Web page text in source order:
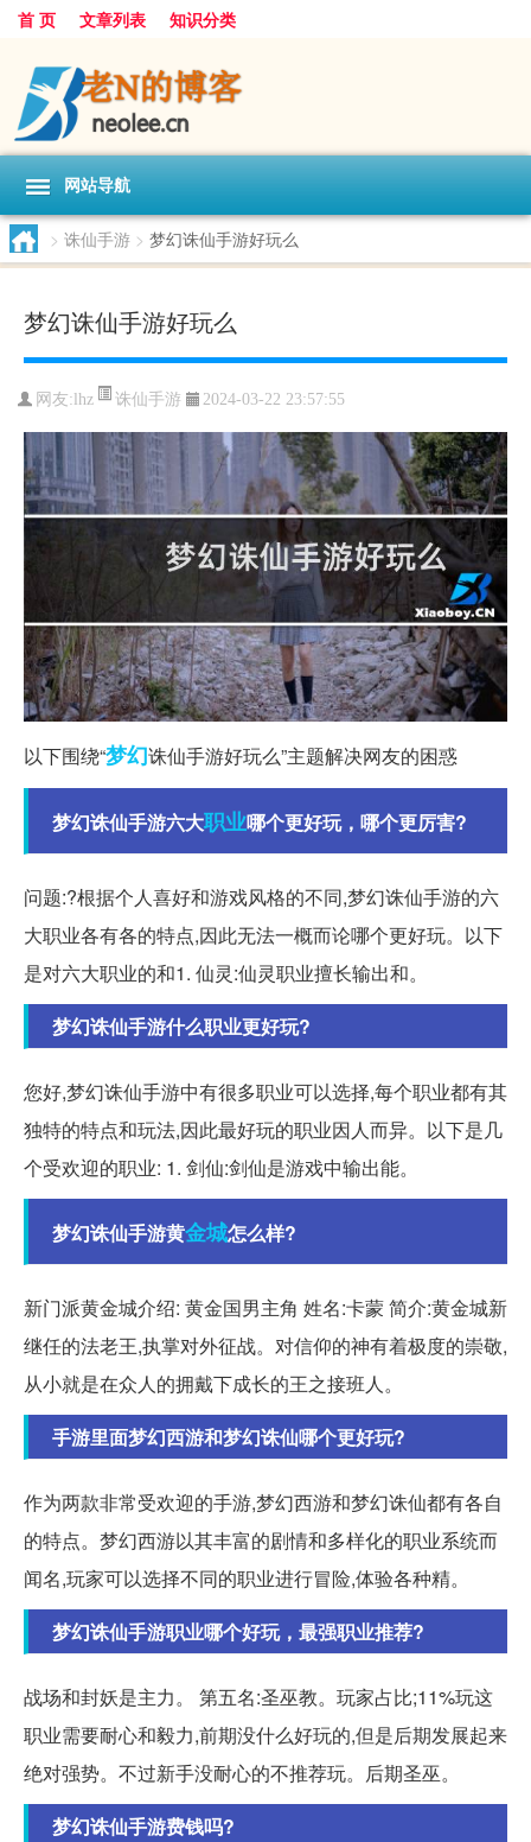
首 页 文章列表 知识分类
网站导航
> 诛仙手游 > 梦幻诛仙手游好玩么
梦幻诛仙手游好玩么
网友:lhz 诛仙手游 2024-03-22 23:57:55
以下围绕“梦幻诛仙手游好玩么”主题解决网友的困惑
梦幻诛仙手游六大职业哪个更好玩，哪个更厉害?
问题:?根据个人喜好和游戏风格的不同,梦幻诛仙手游的六
大职业各有各的特点,因此无法一概而论哪个更好玩。以下
是对六大职业的和1. 仙灵:仙灵职业擅长输出和。
梦幻诛仙手游什么职业更好玩?
您好,梦幻诛仙手游中有很多职业可以选择,每个职业都有其
独特的特点和玩法,因此最好玩的职业因人而异。以下是几
个受欢迎的职业: 1. 剑仙:剑仙是游戏中输出能。
梦幻诛仙手游黄金城怎么样?
新门派黄金城介绍: 黄金国男主角 姓名:卡蒙 简介:黄金城新
继任的法老王,执掌对外征战。对信仰的神有着极度的崇敬,
从小就是在众人的拥戴下成长的王之接班人。
手游里面梦幻西游和梦幻诛仙哪个更好玩?
作为两款非常受欢迎的手游,梦幻西游和梦幻诛仙都有各自
的特点。梦幻西游以其丰富的剧情和多样化的职业系统而
闻名,玩家可以选择不同的职业进行冒险,体验各种精。
梦幻诛仙手游职业哪个好玩，最强职业推荐?
战场和封妖是主力。 第五名:圣巫教。玩家占比;11%玩这
职业需要耐心和毅力,前期没什么好玩的,但是后期发展起来
绝对强势。不过新手没耐心的不推荐玩。后期圣巫。
梦幻诛仙手游费钱吗?